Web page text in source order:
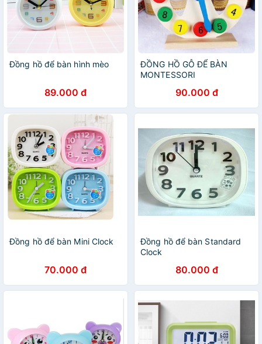
Đồng hồ để bàn hình mèo
89.000 đ
ĐỒNG HỒ GỖ ĐỂ BÀN
MONTESSORI
90.000 đ
Đồng hồ để bàn Mini Clock
70.000 đ
Đồng hồ để bàn Standard
Clock
80.000 đ